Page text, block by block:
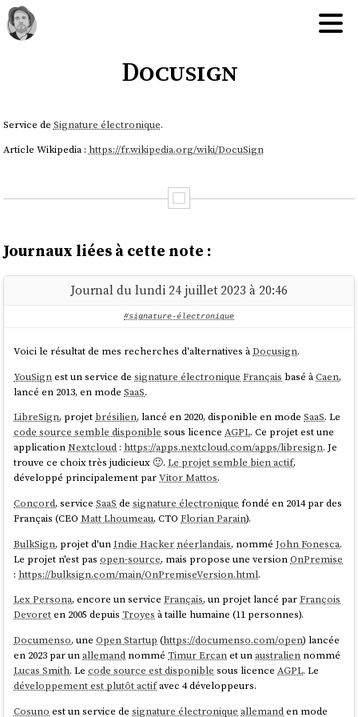
Docusign
Service de Signature électronique.
Article Wikipedia : https://fr.wikipedia.org/wiki/DocuSign
Journaux liées à cette note :
Journal du lundi 24 juillet 2023 à 20:46
#signature-électronique
Voici le résultat de mes recherches d'alternatives àDocusign.
YouSignest un service designature électronique Français basé àCaen,
lancé en 2013, en modeSaaS.
LibreSign, projet brésilien, lancé en 2020, disponible en modeSaaS. Le
code source semble disponible sous licenceAGPL. Ce projet est une
applicationNextcloud : https://apps.nextcloud.com/apps/libresign. Je
trouve ce choix très judicieux 🙂.Le projet semble bien actif,
développé principalement parVitor Mattos.
Concord, serviceSaaS designature électronique fondé en 2014 par des
Français (CEOMatt Lhoumeau, CTOFlorian Parain).
BulkSign, projet d'unIndie Hacker néerlandais, nomméJohn Fonesca.
Le projet n'est pasopen-source, mais propose une versionOnPremise
: https://bulksign.com/main/OnPremiseVersion.html.
Lex Persona, encore un serviceFrançais, un projet lancé parFrançois
Devoreten 2005 depuisTroyes à taille humaine (11 personnes).
Documenso, uneOpen Startup (https://documenso.com/open) lancée
en 2023 par unallemand nomméTimur Ercanet unaustralien nommé
Lucas Smith. Lecode source est disponible sous licenceAGPL. Le
développement est plutôt actifavec 4 développeurs.
Cosuno est un service designature électronique allemanden mode